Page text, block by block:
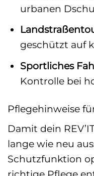
urbanen
geschützt auf
Sportliches
Kontrolle bei
Pflegehinweise
Damit dein
lange wie neu
Schutzfunktion